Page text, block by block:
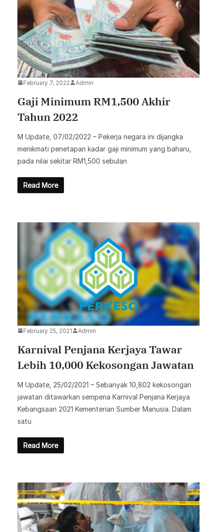
February 7, 2022 Admin
Gaji Minimum RM1,500 Akhir
Tahun 2022
M Update, 07/02/2022 – Pekerja negara ini dijangka
menikmati penetapan kadar gaji minimum yang baharu,
pada nilai sekitar RM1,500 sebulan
Read More
February 25, 2021 Admin
Karnival Penjana Kerjaya Tawar
Lebih 10,000 Kekosongan Jawatan
M Update, 25/02/2021 – Sebanyak 10,802 kekosongan
jawatan ditawarkan sempena Karnival Penjana Kerjaya
Kebangsaan 2021 Kementerian Sumber Manusia. Dalam
satu
Read More